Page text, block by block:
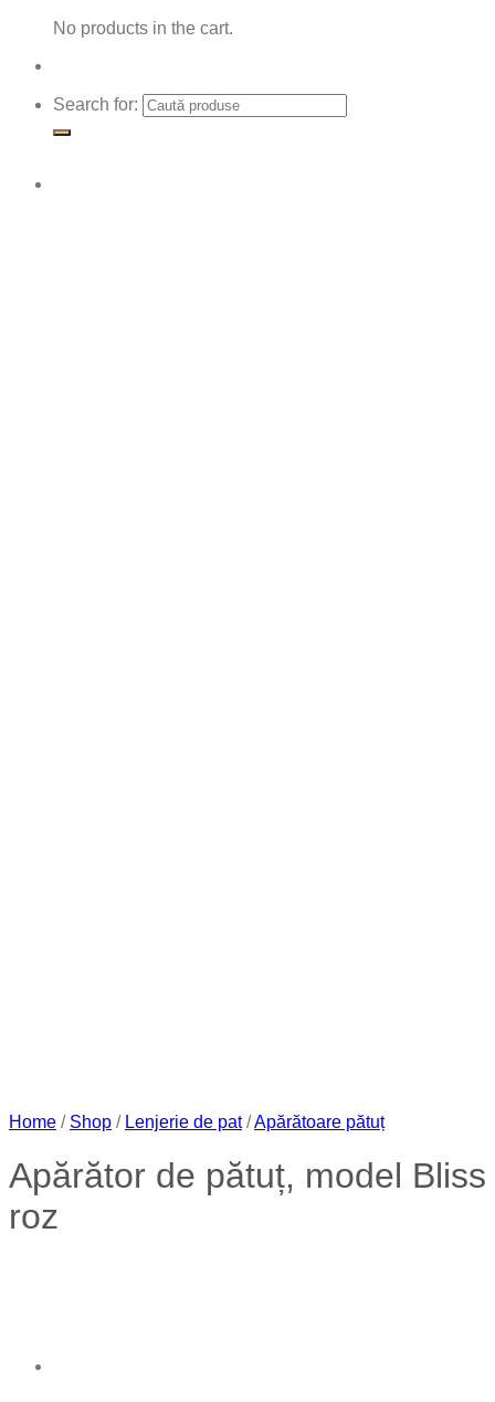
No products in the cart.
Search for:
Home / Shop / Lenjerie de pat /Apărătoare pătuț
Apărător de pătuț, model Bliss
roz